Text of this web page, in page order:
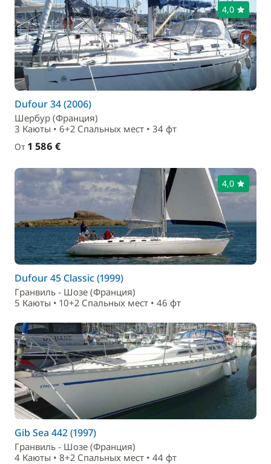
4,0
Dufour 34 (2006)
Шербур (Франция)
3 Каюты • 6+2 Спальныx мест • 34 фт
От 1 586 €
4,0
Dufour 45 Classic (1999)
Гранвиль - Шозе (Франция)
5 Каюты • 10+2 Спальныx мест • 46 фт
Gib Sea 442 (1997)
Гранвиль - Шозе (Франция)
4 Каюты • 8+2 Спальныx мест • 44 фт